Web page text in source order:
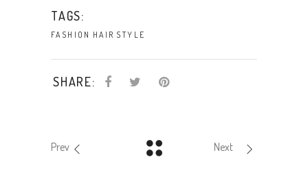
TAGS:
FASHION HAIR STYLE
SHARE:
Prev Next